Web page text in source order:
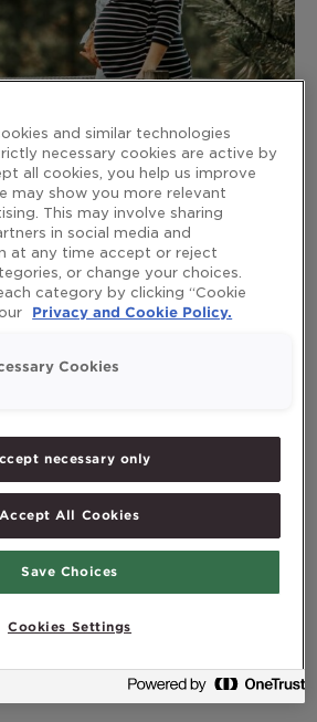
3 и другие
беременности –
Дети и Родители, Омега-3,
относительно
Список потенциальных
and similar technologies
necessary cookies are active by
all cookies, you help us improve
may show you more relevant
This may involve sharing
in social media and
at any time accept or reject
or change your choices.
category by clicking “Cookie
Privacy and Cookie Policy.
Cookies
necessary only
Accept All Cookies
Save Choices
Cookies Settings